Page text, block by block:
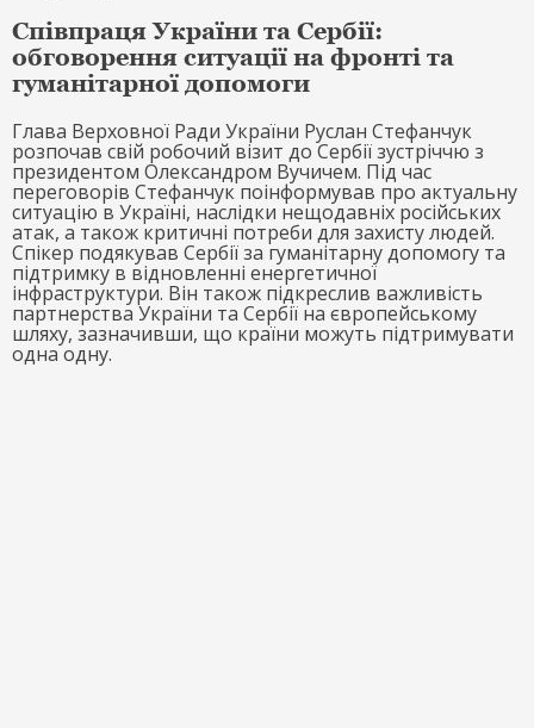
Співпраця України та Сербії:
обговорення ситуації на фронті та
гуманітарної допомоги
Глава Верховної Ради України Руслан Стефанчук
розпочав свій робочий візит до Сербії зустріччю з
президентом Олександром Вучичем. Під час
переговорів Стефанчук поінформував про актуальну
ситуацію в Україні, наслідки нещодавніх російських
атак, а також критичні потреби для захисту людей.
Спікер подякував Сербії за гуманітарну допомогу та
підтримку в відновленні енергетичної
інфраструктури. Він також підкреслив важливість
партнерства України та Сербії на європейському
шляху, зазначивши, що країни можуть підтримувати
одна одну.